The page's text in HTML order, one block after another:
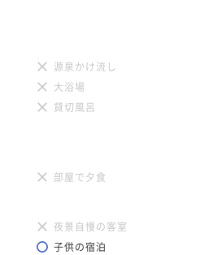
品質と快適さの新体験！ご夫
に。(朝食付き)
IN 15:00 - 29:00 OUT11:00
ポイント即利用で
源泉かけ流し
大浴場
貸切風呂
部屋で夕食
夜景自慢の客室
子供の宿泊